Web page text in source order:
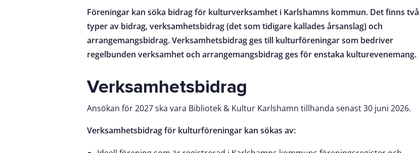
Föreningar kan söka bidrag för kulturverksamhet i Karlshamns kommun. Det finns två
typer av bidrag, verksamhetsbidrag (det som tidigare kallades årsanslag) och
arrangemangsbidrag. Verksamhetsbidrag ges till kulturföreningar som bedriver
regelbunden verksamhet och arrangemangsbidrag ges för enstaka kulturevenemang.
Verksamhetsbidrag
Ansökan för 2027 ska vara Bibliotek & Kultur Karlshamn tillhanda senast 30 juni 2026.
Verksamhetsbidrag för kulturföreningar kan sökas av: